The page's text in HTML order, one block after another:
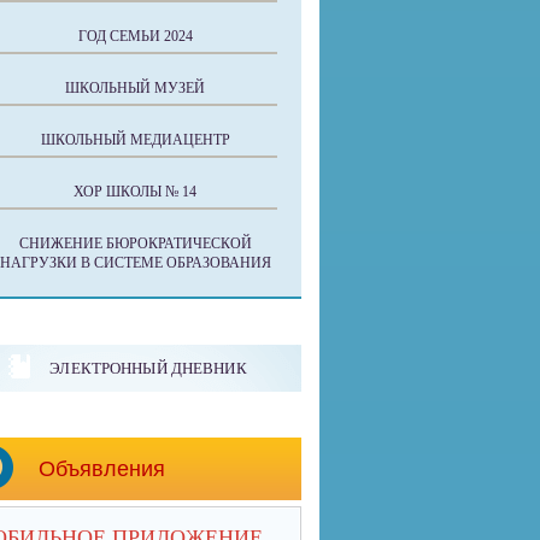
ГОД СЕМЬИ 2024
ШКОЛЬНЫЙ МУЗЕЙ
ШКОЛЬНЫЙ МЕДИАЦЕНТР
ХОР ШКОЛЫ № 14
СНИЖЕНИЕ БЮРОКРАТИЧЕСКОЙ
НАГРУЗКИ В СИСТЕМЕ ОБРАЗОВАНИЯ
ЭЛЕКТРОННЫЙ ДНЕВНИК
Объявления